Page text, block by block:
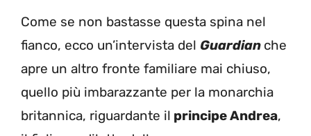
Come se non bastasse questa spina nel
fianco, ecco un’intervista del Guardian che
apre un altro fronte familiare mai chiuso,
quello più imbarazzante per la monarchia
britannica, riguardante il principe Andrea,